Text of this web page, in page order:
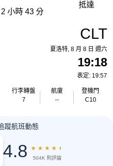
小時 43 分
抵達
CLT
夏洛特, 8 月 8 日 週六
19:18
表定: 19:57
行李轉盤
7
航廈
--
登機門
C10
蹤航班動態
4.8 ★ ★ ★ ★ ★
504K 則評論